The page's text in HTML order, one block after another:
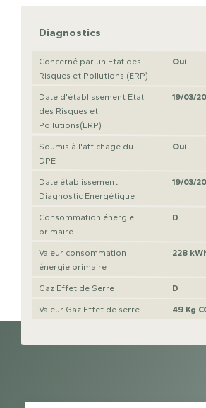
Diagnostics
Concerné par un Etat des
Risques et Pollutions (ERP)
Oui
Date d'établissement Etat
des Risques et
Pollutions(ERP)
19/03/
Soumis à l'affichage du
DPE
Oui
Date établissement
Diagnostic Energétique
19/03/
Consommation énergie
primaire
D
Valeur consommation
énergie primaire
228
Gaz Effet de Serre D
Valeur Gaz Effet de serre 49 Kg